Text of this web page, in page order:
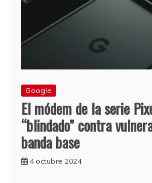
Google
El módem de la serie
“blindado” contra
banda base
4 octubre 2024